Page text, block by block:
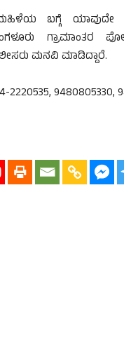
ಮಹಿಳೆಯ ಬಗ್ಗೆ ಯಾವುದೇ
ಗ್ರಾಮಾಂತರ
ಮನವಿ ಮಾಡಿದ್ದಾರೆ.
9480805330,